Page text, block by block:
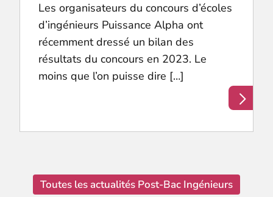
Les organisateurs du concours d’écoles
d’ingénieurs Puissance Alpha ont
récemment dressé un bilan des
résultats du concours en 2023. Le
moins que l’on puisse dire […]
Toutes les actualités Post-Bac Ingénieurs